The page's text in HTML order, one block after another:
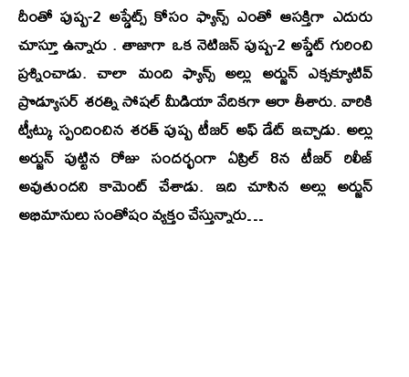
దీంతో పుష్ప-2 అప్డేట్స్ కోసం ఫ్యాన్స్ ఎంతో ఆసక్తిగా ఎదురు
చూస్తూ ఉన్నారు . తాజాగా ఒక నెటిజన్ పుష్ప-2 అప్డేట్ గురించి
ప్రశ్నించాడు. చాలా మంది ఫ్యాన్స్ అల్లు అర్జున్ ఎక్సక్యూటివ్
ప్రొడ్యూసర్ శరత్ని సోషల్ మీడియా వేదికగా ఆరా తీశారు. వారికి
ట్వీట్కు స్పందించిన శరత్ పుష్పటీజర్ అఫ్ డేట్ ఇచ్చాడు. అల్లు
అర్జున్ పుట్టిన రోజు సందర్భంగా ఏప్రిల్ 8న టీజర్ రిలీజ్
అవుతుందని కామెంట్ చేశాడు. ఇది చూసిన అల్లు అర్జున్
అభిమానులు సంతోషం వ్యక్తం చేస్తున్నారు…